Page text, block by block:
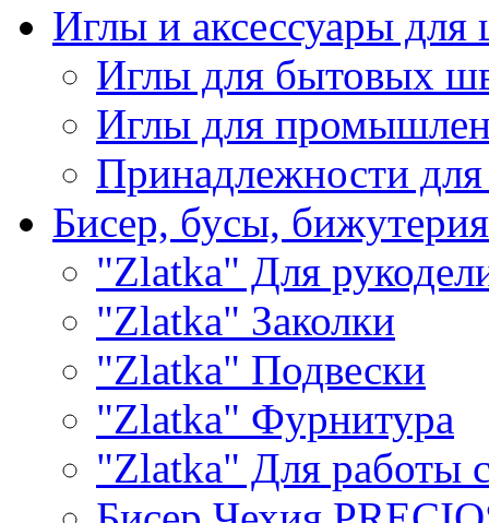
Иглы и аксессуары
Иглы для бытовых
Иглы для
Принадлежности
Бисер, бусы, бижутерия
"Zlatka" Для
"Zlatka" Заколки
"Zlatka" Подвески
"Zlatka" Фурнитура
"Zlatka" Для работы